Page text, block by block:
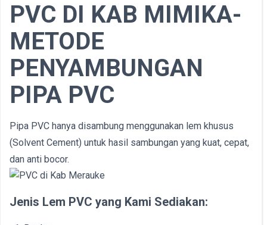
PVC DI KAB MIMIKA-
METODE
PENYAMBUNGAN
PIPA PVC
Pipa PVC hanya disambung menggunakan lem khusus
(Solvent Cement) untuk hasil sambungan yang kuat, cepat,
dan anti bocor.
Jenis Lem PVC yang Kami Sediakan: